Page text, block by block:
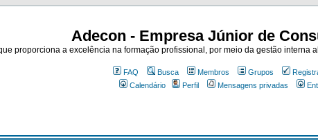
Adecon - Empresa Júnior de
proporciona a excelência na formação profissional, por meio da gestão interna
FAQ Busca Membros Grupos
Calendário
Perfil Mensagens privadas